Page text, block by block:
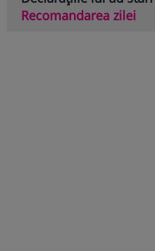
Recomandarea zilei